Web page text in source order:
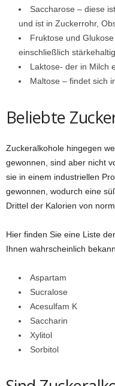
Saccharose – diese
und ist in Zuckerrohr,
Fruktose und
einschließlich
Laktose- der in Milch
Maltose – findet sich
Beliebte
Zuckeralkohole hingegen
gewonnen, sind aber nicht
sie in einem industriellen
gewonnen, wodurch eine
Drittel der Kalorien von
Hier finden Sie eine Liste
Ihnen wahrscheinlich
Aspartam
Sucralose
Acesulfam K
Saccharin
Xylitol
Sorbitol